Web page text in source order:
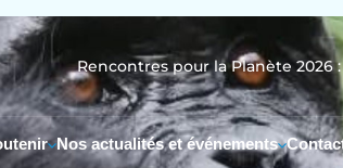
Rencontres pour la Planète
Nos actualités et événements